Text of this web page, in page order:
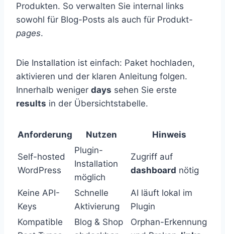
Produkten. So verwalten Sie internal links
sowohl für Blog-Posts als auch für Produkt-
pages.
Die Installation ist einfach: Paket hochladen,
aktivieren und der klaren Anleitung folgen.
Innerhalb weniger days sehen Sie erste
results in der Übersichtstabelle.
Anforderung Nutzen Hinweis
Self-hosted
WordPress
Plugin-
Installation
möglich
Zugriff auf
dashboard nötig
Keine API-
Keys
Schnelle
Aktivierung
AI läuft lokal im
Plugin
Kompatible
Blog & Shop
Orphan-Erkennung